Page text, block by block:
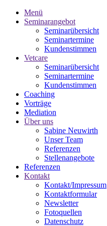
Menü
Seminarangebot
Seminarübersicht
Seminartermine
Kundenstimmen
Vetcare
Seminarübersicht
Seminartermine
Kundenstimmen
Coaching
Vorträge
Mediation
Über uns
Sabine Neuwirth
Unser Team
Referenzen
Stellenangebote
Referenzen
Kontakt
Kontakt/Impressum
Kontaktformular
Newsletter
Fotoquellen
Datenschutz